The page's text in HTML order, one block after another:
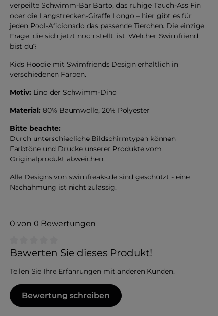
verpeilte Schwimm-Bär Bärto, das ruhige Tauch-Ass Fin
oder die Langstrecken-Giraffe Longo – hier gibt es für
jeden Pool-Aficionado das passende Tierchen. Die einzige
Frage, die sich jetzt noch stellt, ist: Welcher Swimfriend
bist du?
Kids Hoodie mit Swimfriends Design erhältlich in
verschiedenen Farben.
Motiv: Lino der Schwimm-Dino
Material: 80% Baumwolle, 20% Polyester
Bitte beachte:
Durch unterschiedliche Bildschirmtypen können
Farbtöne und Drucke unserer Produkte vom
Originalprodukt abweichen.
Alle Designs von swimfreaks.de sind geschützt - eine
Nachahmung ist nicht zulässig.
0 von 0 Bewertungen
Durchschnittliche Bewertung von 0 von 5 Sternen
Bewerten Sie dieses Produkt!
Teilen Sie Ihre Erfahrungen mit anderen Kunden.
Bewertung schreiben